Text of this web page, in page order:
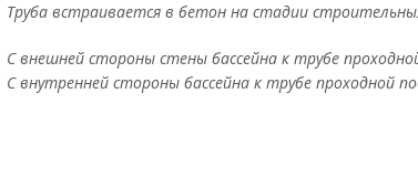
Труба встраивается в бетон на стадии
С внешней стороны стены бассейна к трубе
С внутренней стороны бассейна к трубе проходной